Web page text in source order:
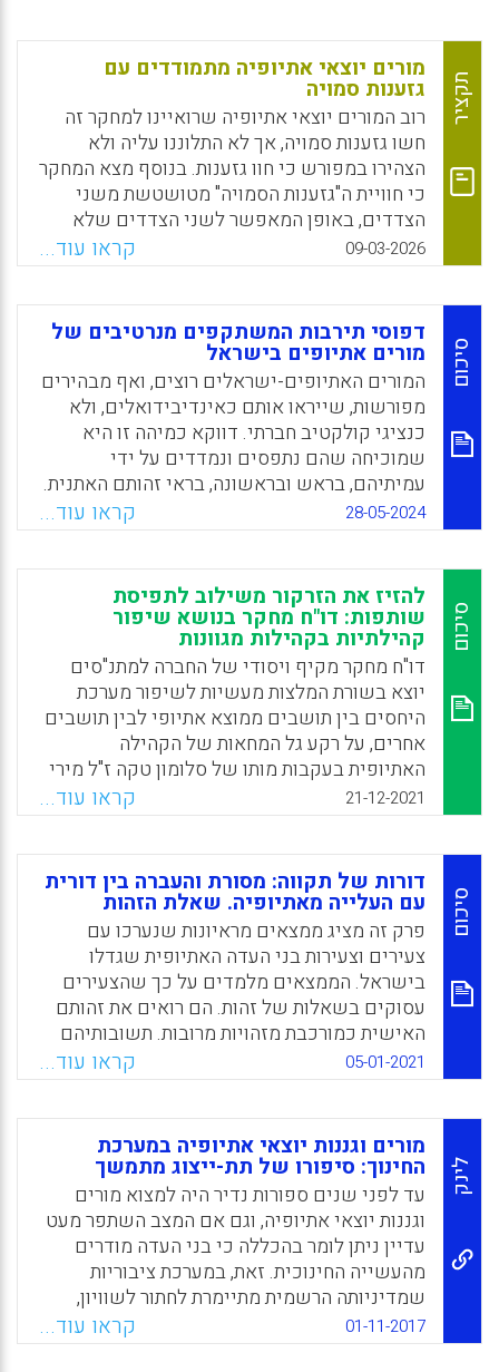
תקציר
מורים יוצאי אתיופיה מתמודדים עם
גזענות סמויה
רוב המורים יוצאי אתיופיה שרואיינו למחקר זה
חשו גזענות סמויה, אך לא התלוננו עליה ולא
הצהירו במפורש כי חוו גזענות. בנוסף מצא המחקר
כי חוויית ה"גזענות הסמויה" מטושטשת משני
הצדדים, באופן המאפשר לשני הצדדים שלא
להיות מודעים לה ולהימנע מעימות עמה.
WhatsApp
Facebook
Email
X
09-03-2026 קראו עוד...
סיכום
דפוסי תירבות המשתקפים מנרטיבים של
מורים אתיופים בישראל
המורים האתיופים-ישראלים רוצים, ואף מבהירים
מפורשות, שייראו אותם כאינדיבידואלים, ולא
כנציגי קולקטיב חברתי. דווקא כמיהה זו היא
שמוכיחה שהם נתפסים ונמדדים על ידי
עמיתיהם, בראש ובראשונה, בראי זהותם האתנית.
זוהי תופעה סוציולוגית מורכבת המשקפת מתח בין
זהות מקצועית לבין זהות תרבותית. מחקר זה
מדגיש את החשיבות של הגברת המודעות לזהויות
פנים-תרבותיות, מתוך שאיפה לגבש וללכד את
החברה הישראלית. בזמן שמחקרים רבים עוסקים
בחוויות ובאתגרים של מורים מהגרים או מורים
מאוכלוסיות מיעוט, מעטים האירו את הזרקור
לכיוון מורים אתיופים בישראל, ומכאן נובעת
חשיבותו של מחקר זה.
WhatsApp
Facebook
Email
X
28-05-2024 קראו עוד...
סיכום
להזיז את הזרקור משילוב לתפיסת
שותפות: דו"ח מחקר בנושא שיפור
קהילתיות בקהילות מגוונות
דו"ח מחקר מקיף ויסודי של החברה למתנ"סים
יוצא בשורת המלצות מעשיות לשיפור מערכת
היחסים בין תושבים ממוצא אתיופי לבין תושבים
אחרים, על רקע גל המחאות של הקהילה
האתיופית בעקבות מותו של סלומון טקה ז"ל מירי
שוטר והתגובות של החברה הכללית למקרה קשה
זה. המחקר מעביר את המיקוד מישראלים יוצאי
אתיופיה אל החברה הישראלית (וישראלים יוצאי
אתיופיה כחלק ממנה). הדוח נשען לא רק על
ספרות מחקרית עשירה, אלא גם על ראיונות
נרחבים עם תושבי שכונות, בעלי התפקידים
ברשויות המקומיות, מנהלי המתנ"סים, פעילים
בשטח ועם אנשי ארגונים ויוזמות חברתיים.
WhatsApp
Facebook
Email
X
21-12-2021 קראו עוד...
סיכום
דורות של תקווה: מסורת והעברה בין דורית
עם העלייה מאתיופיה. שאלת הזהות
פרק זה מציג ממצאים מראיונות שנערכו עם
צעירים וצעירות בני העדה האתיופית שגדלו
בישראל. הממצאים מלמדים על כך שהצעירים
עסוקים בשאלות של זהות. הם רואים את זהותם
האישית כמורכבת מזהויות מרובות. תשובותיהם
בראיונות חושפות את התמודדותם לא רק עם
ההגדרה העצמית ותכניה, אלא גם עם חוויותיהם
בקבוצות השייכות – במשפחה, בקהילה
האתיופית ובחברה הישראלית.
WhatsApp
Facebook
Email
X
05-01-2021 קראו עוד...
לינק
מורים וגננות יוצאי אתיופיה במערכת
החינוך: סיפורו של תת-ייצוג מתמשך
עד לפני שנים ספורות נדיר היה למצוא מורים
וגננות יוצאי אתיופיה, וגם אם המצב השתפר מעט
עדיין ניתן לומר בהכללה כי בני העדה מודרים
מהעשייה החינוכית. זאת, במערכת ציבוריות
שמדיניותה הרשמית מתיימרת לחתור לשוויון,
הכלה ופלורליזם.מאמר זה בוחן את השתלבותם
של צעירים יוצאי אתיופיה במערכת ההכשרה
01-11-2017 קראו עוד...